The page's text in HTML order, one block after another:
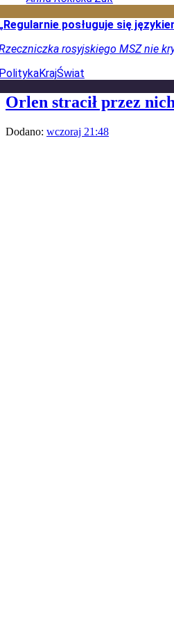
posługuje się
rosyjskiego MSZ nie
KrajŚwiat
Orlen stracił przez
Dodano: wczoraj 21:48